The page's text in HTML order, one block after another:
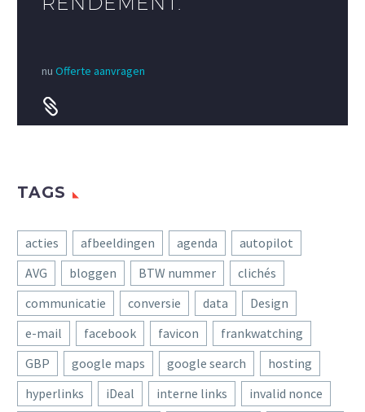
nu Offerte aanvragen


TAGS
acties afbeeldingen agenda
autopilot
AVG
bloggen BTW nummer
clichés
communicatie
conversie data
Design
e-mail
facebook favicon
frankwatching
GBP
google maps google search
hosting
hyperlinks
iDeal interne links
invalid nonce